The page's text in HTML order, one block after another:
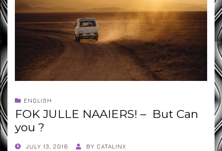
ENGLISH
FOK JULLE NAAIERS! – But Can
you ?
POSTED
JULY 13, 2016 BY CATALINX